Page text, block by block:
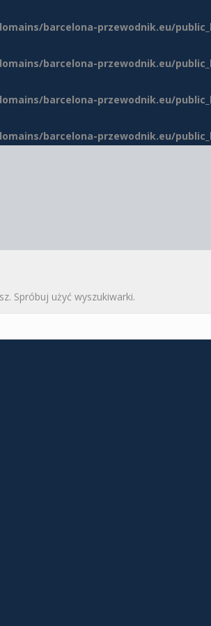
barcelona-przewodnik.eu/
barcelona-przewodnik.eu/
barcelona-przewodnik.eu/
barcelona-przewodnik.eu/
Spróbuj użyć wyszukiwarki.